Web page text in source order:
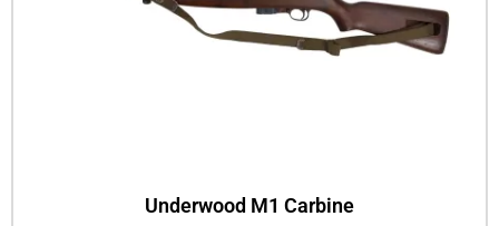
Underwood M1 Carbine